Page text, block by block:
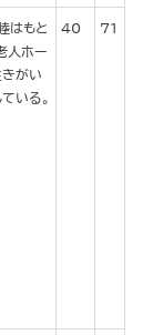
はもと
人ホー
がい
いる。
40 71